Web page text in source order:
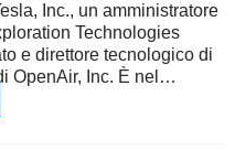
Inc., un amministratore
Technologies
e direttore tecnologico di
OpenAir, Inc. È nel
Inc., Space
Group Holdings,